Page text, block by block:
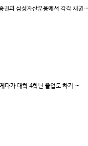
권과 삼성자산운용에서 각각 채권
다가 대학 4학년 졸업도 하기 …